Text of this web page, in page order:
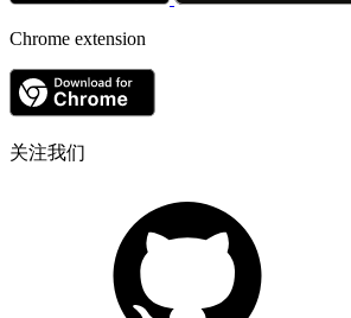
Chrome extension
关注我们